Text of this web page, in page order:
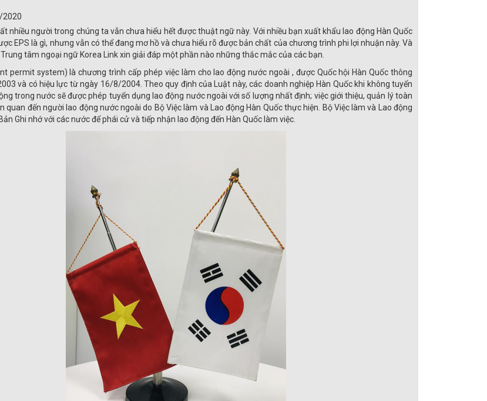
2020
nhiều người trong chúng ta vẫn chưa hiểu hết được thuật ngữ này. Với nhiều bạn xuất khẩu lao động Hàn Quốc
EPS là gì, nhưng vẫn có thể đang mơ hồ và chưa hiểu rõ được bản chất của chương trình phi lợi nhuận này. Và
tâm ngoại ngữ Korea Link xin giải đáp một phần nào những thắc mắc của các bạn.
permit system)​ là chương trình cấp phép việc làm cho lao động nước ngoài , được Quốc hội Hàn Quốc thông
và có hiệu lực từ ngày 16/8/2004. Theo quy định của Luật này, các doanh nghiệp Hàn Quốc khi không tuyển
trong nước sẽ được phép tuyển dụng lao động nước ngoài với số lượng nhất định; việc giới thiệu, quản lý toàn
quan đến người lao động nước ngoài do Bộ Việc làm và Lao động Hàn Quốc thực hiện. Bộ Việc làm và Lao động
Ghi nhớ với các nước để phái cử và tiếp nhận lao động đến Hàn Quốc làm việc.